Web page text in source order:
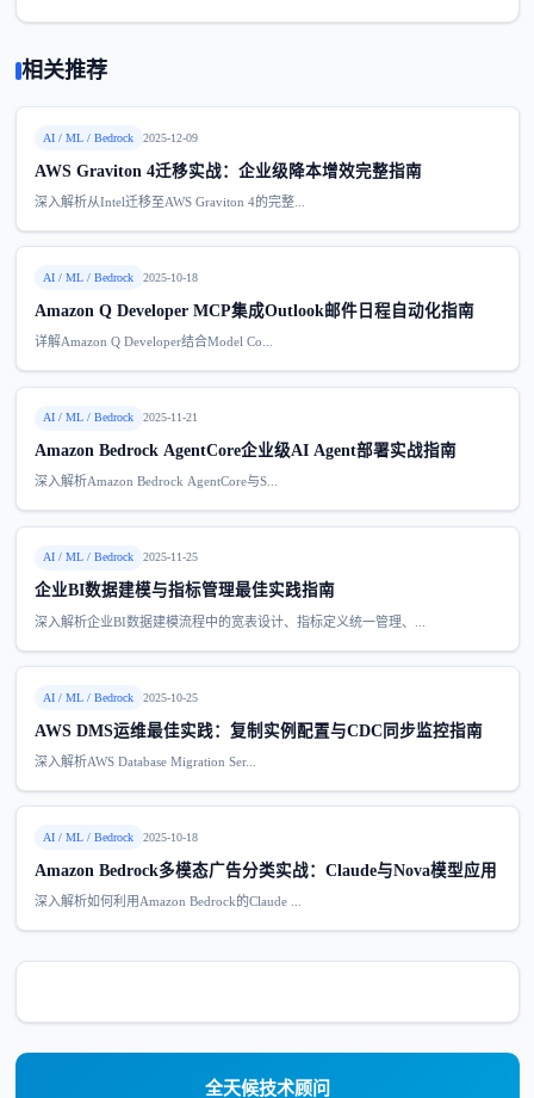
相关推荐
AI / ML / Bedrock 2025-12-09
AWS Graviton 4迁移实战：企业级降本增效完整指南
深入解析从Intel迁移至AWS Graviton 4的完整...
AI / ML / Bedrock 2025-10-18
Amazon Q Developer MCP集成Outlook邮件日程自动化指南
详解Amazon Q Developer结合Model Co...
AI / ML / Bedrock 2025-11-21
Amazon Bedrock AgentCore企业级AI Agent部署实战指南
深入解析Amazon Bedrock AgentCore与S...
AI / ML / Bedrock 2025-11-25
企业BI数据建模与指标管理最佳实践指南
深入解析企业BI数据建模流程中的宽表设计、指标定义统一管理、...
AI / ML / Bedrock 2025-10-25
AWS DMS运维最佳实践：复制实例配置与CDC同步监控指南
深入解析AWS Database Migration Ser...
AI / ML / Bedrock 2025-10-18
Amazon Bedrock多模态广告分类实战：Claude与Nova模型应用
深入解析如何利用Amazon Bedrock的Claude ...
全天候技术顾问